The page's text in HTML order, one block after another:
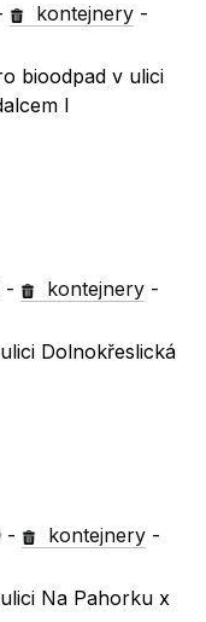
kontejnery -
bioodpad v ulici
I
- kontejnery -
Dolnokřeslická
- kontejnery -
Na Pahorku x